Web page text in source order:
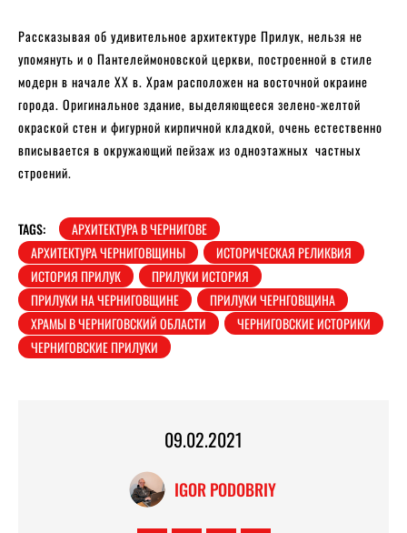
Рассказывая об удивительное архитектуре Прилук, нельзя не
упомянуть и о Пантелеймоновской церкви, построенной в стиле
модерн в начале XX в. Храм расположен на восточной окраине
города. Оригинальное здание, выделяющееся зелено-желтой
окраской стен и фигурной кирпичной кладкой, очень естественно
вписывается в окружающий пейзаж из одноэтажных частных
строений.
TAGS:
АРХИТЕКТУРА В ЧЕРНИГОВЕ
АРХИТЕКТУРА ЧЕРНИГОВЩИНЫ
ИСТОРИЧЕСКАЯ РЕЛИКВИЯ
ИСТОРИЯ ПРИЛУК
ПРИЛУКИ ИСТОРИЯ
ПРИЛУКИ НА ЧЕРНИГОВЩИНЕ
ПРИЛУКИ ЧЕРНГОВЩИНА
ХРАМЫ В ЧЕРНИГОВСКИЙ ОБЛАСТИ
ЧЕРНИГОВСКИЕ ИСТОРИКИ
ЧЕРНИГОВСКИЕ ПРИЛУКИ
09.02.2021
IGOR PODOBRIY